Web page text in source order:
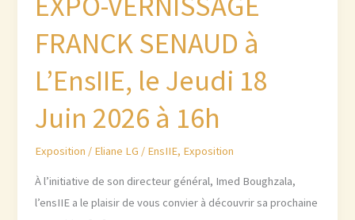
FRANCK SENAUD à
L’EnsIIE, le Jeudi 18
Juin 2026 à 16h
Exposition / Eliane LG / EnsIIE, Exposition
À l’initiative de son directeur général, Imed Boughzala,
l’ensIIE a le plaisir de vous convier à découvrir sa prochaine